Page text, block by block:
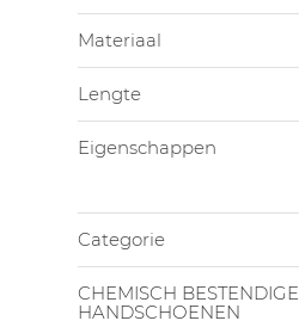
Materiaal
Lengte
Eigenschappen
Categorie
CHEMISCH BESTENDIGE
HANDSCHOENEN